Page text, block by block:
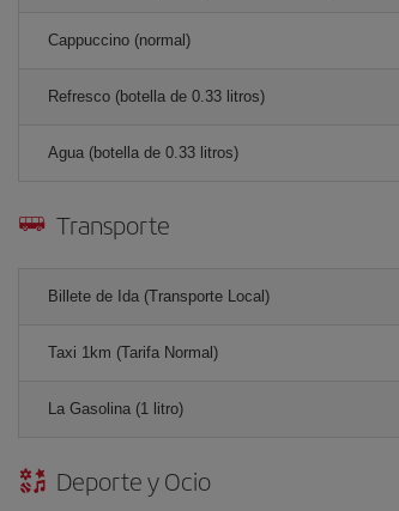
Cappuccino (normal)
Refresco (botella de 0.33 litros)
Agua (botella de 0.33 litros)
Transporte
Billete de Ida (Transporte Local)
Taxi 1km (Tarifa Normal)
La Gasolina (1 litro)
Deporte y Ocio